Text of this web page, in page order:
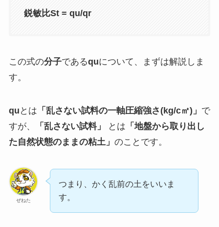
鋭敏比St = qu/qr
この式の分子であるquについて、まずは解説しま
す。
qu とは 「乱さない試料の一軸圧縮強さ(kg/c㎡)」 で
すが、
「乱さない試料」 とは 「地盤から取り出し
た自然状態のままの粘土」 のことです。
ぜねた
つまり、かく乱前の土をいいま
す。